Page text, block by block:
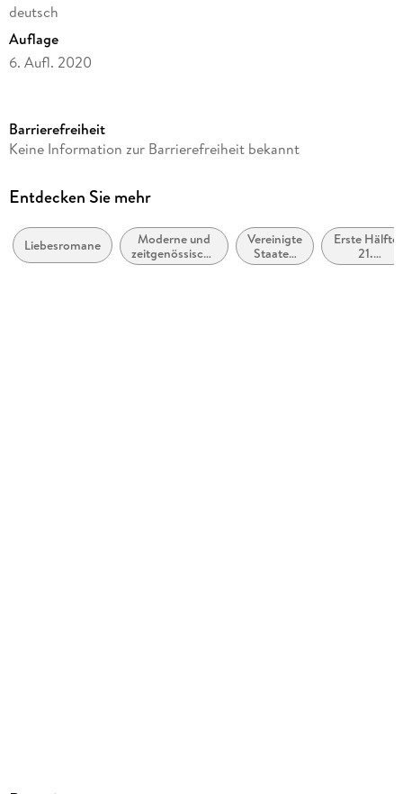
deutsch
Auflage
6. Aufl. 2020
Altersempfehlung
Reihe
Autor/Autorin
Bianca Iosivoni
Barrierefreiheit
Keine Information zur Barrierefreiheit bekannt
Entdecken Sie mehr
Liebesromane
Moderne und
zeitgenössische
Belletristik:
Vereinigte
Staaten
von
Erste Hälfte
21.
Jahrhundert